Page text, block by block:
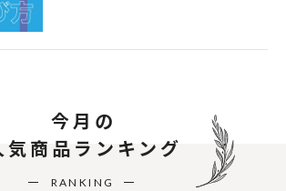
今月の
気商品ランキング
RANKING